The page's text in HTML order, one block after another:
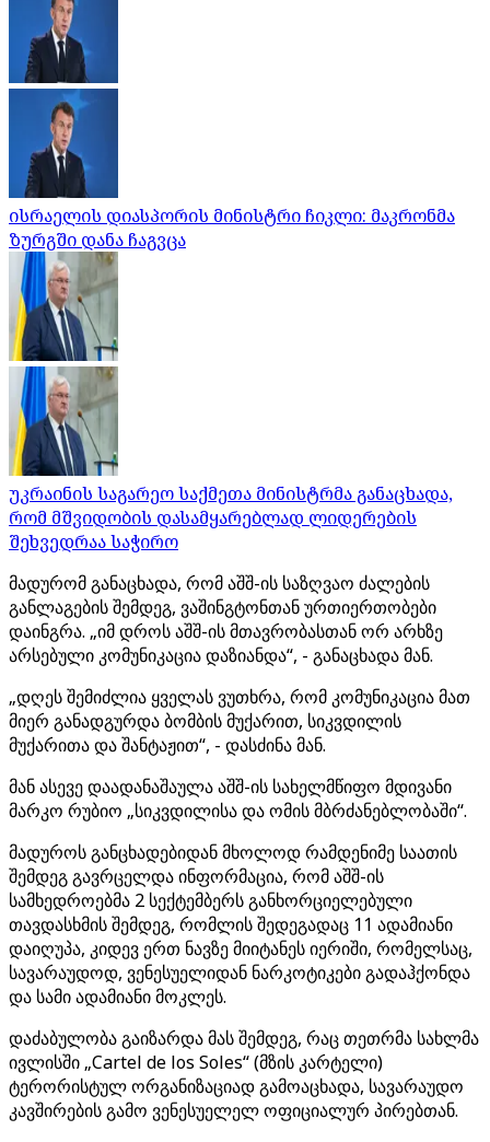
ისრაელის დიასპორის მინისტრი ჩიკლი: მაკრონმა
ზურგში დანა ჩაგვცა
უკრაინის საგარეო საქმეთა მინისტრმა განაცხადა,
რომ მშვიდობის დასამყარებლად ლიდერების
შეხვედრაა საჭირო
მადურომ განაცხადა, რომ აშშ-ის საზღვაო ძალების
განლაგების შემდეგ, ვაშინგტონთან ურთიერთობები
დაინგრა. „იმ დროს აშშ-ის მთავრობასთან ორ არხზე
არსებული კომუნიკაცია დაზიანდა“, - განაცხადა მან.
„დღეს შემიძლია ყველას ვუთხრა, რომ კომუნიკაცია მათ
მიერ განადგურდა ბომბის მუქარით, სიკვდილის
მუქარითა და შანტაჟით“, - დასძინა მან.
მან ასევე დაადანაშაულა აშშ-ის სახელმწიფო მდივანი
მარკო რუბიო „სიკვდილისა და ომის მბრძანებლობაში“.
მადუროს განცხადებიდან მხოლოდ რამდენიმე საათის
შემდეგ გავრცელდა ინფორმაცია, რომ აშშ-ის
სამხედროებმა 2 სექტემბერს განხორციელებული
თავდასხმის შემდეგ, რომლის შედეგადაც 11 ადამიანი
დაიღუპა, კიდევ ერთ ნავზე მიიტანეს იერიში, რომელსაც,
სავარაუდოდ, ვენესუელიდან ნარკოტიკები გადაჰქონდა
და სამი ადამიანი მოკლეს.
დაძაბულობა გაიზარდა მას შემდეგ, რაც თეთრმა სახლმა
ივლისში „Cartel de los Soles“ (მზის კარტელი)
ტერორისტულ ორგანიზაციად გამოაცხადა, სავარაუდო
კავშირების გამო ვენესუელელ ოფიციალურ პირებთან.